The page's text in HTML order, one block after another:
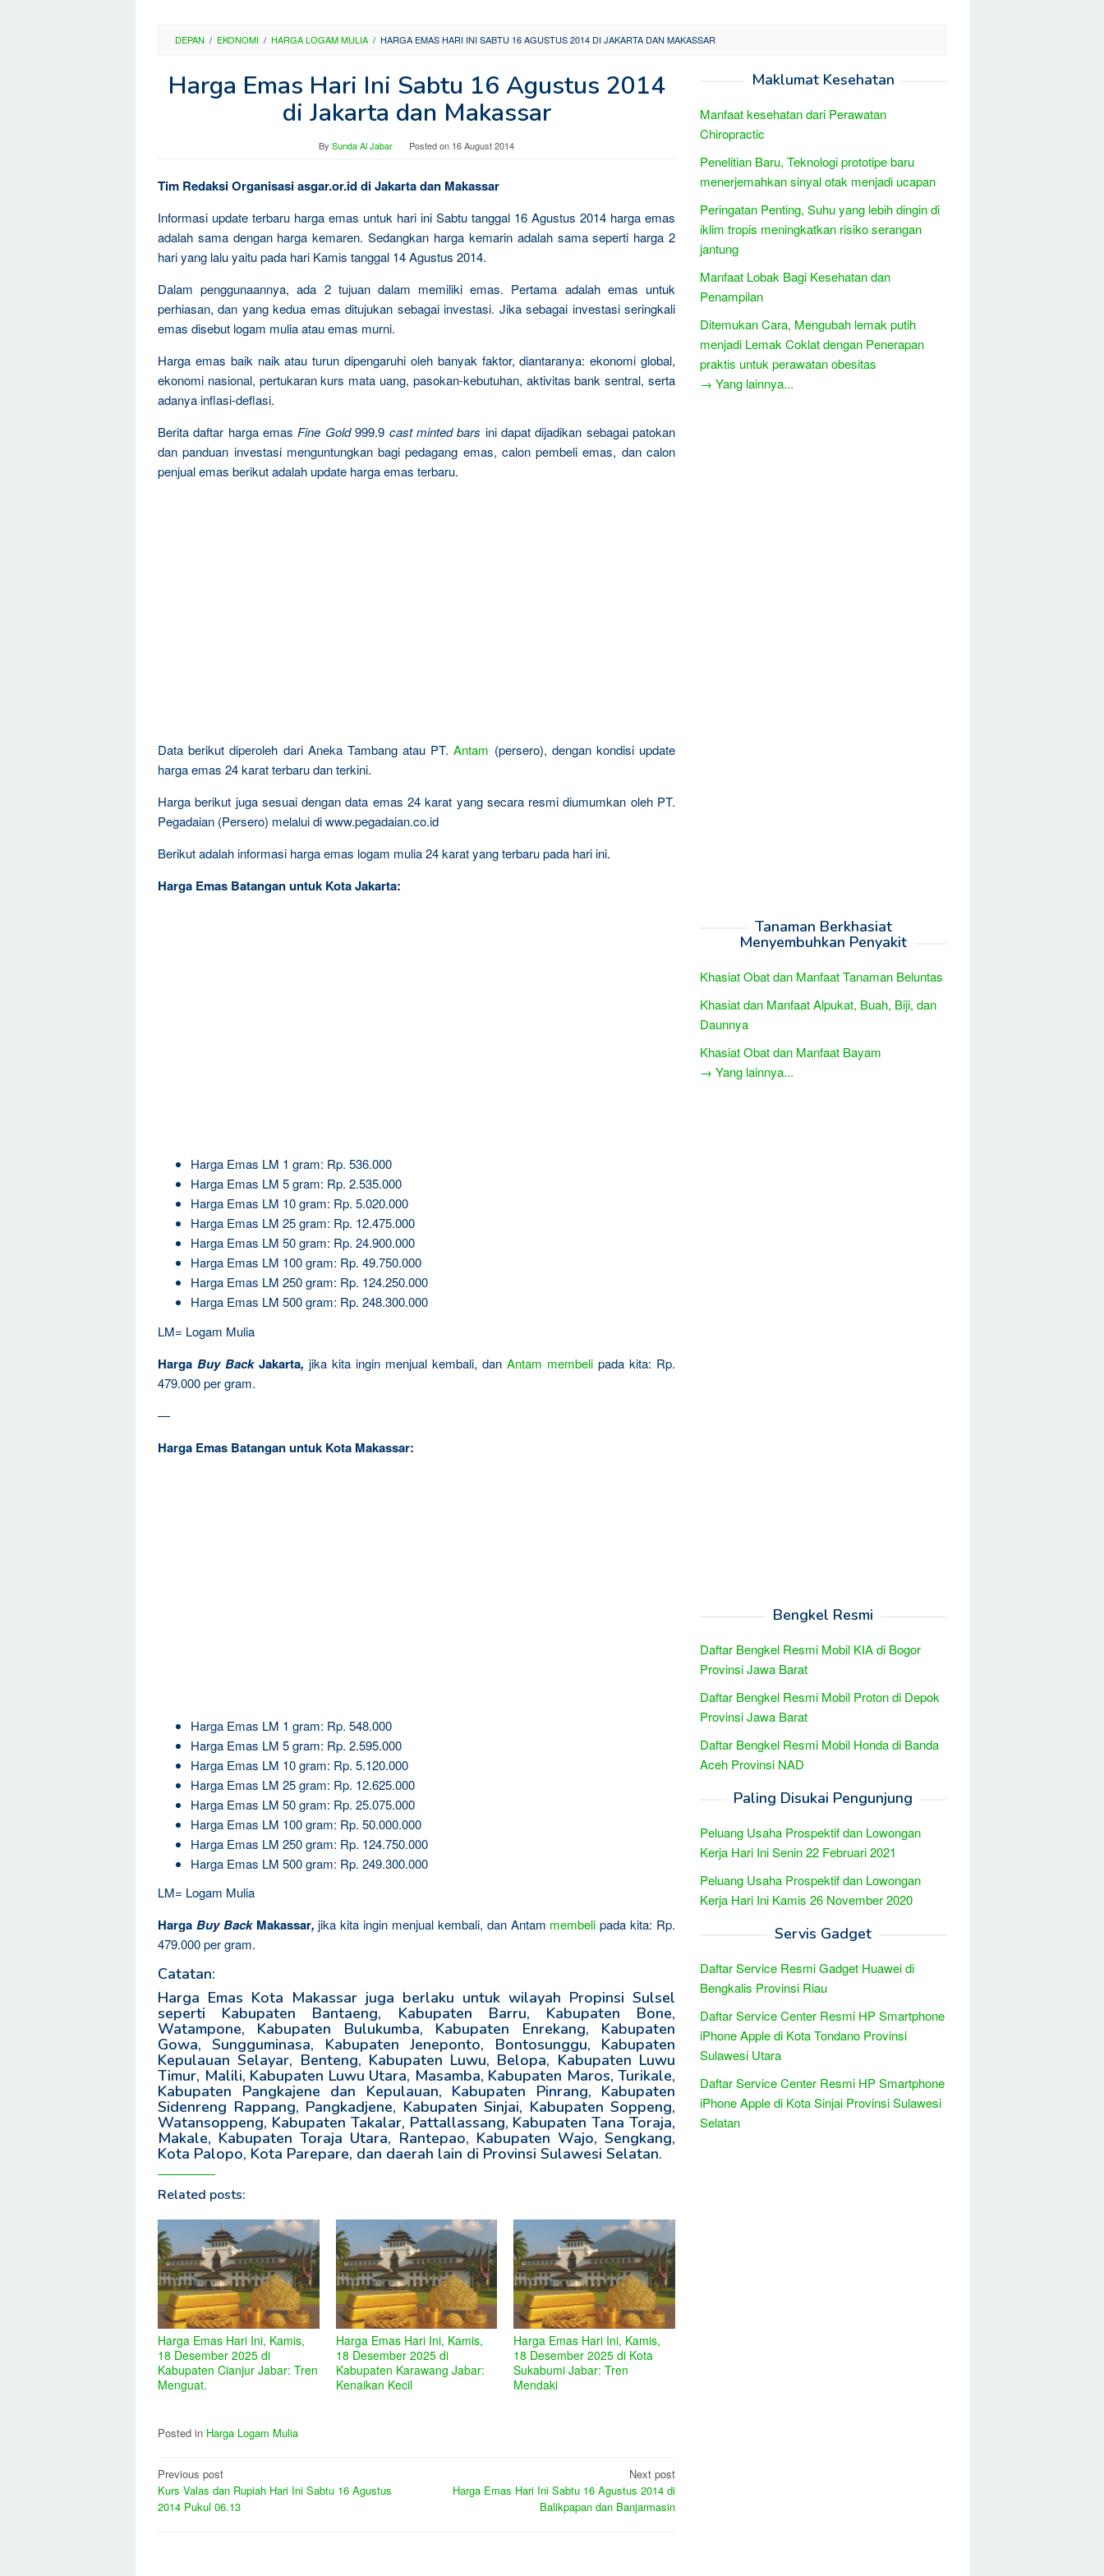
DEPAN / EKONOMI / HARGA LOGAM MULIA / HARGA EMAS HARI INI SABTU 16 AGUSTUS 2014 DI JAKARTA DAN MAKASSAR
Harga Emas Hari Ini Sabtu 16 Agustus 2014
di Jakarta dan Makassar
By Sunda Al Jabar Posted on 16 August 2014
Tim Redaksi Organisasi asgar.or.id di Jakarta dan Makassar
Informasi update terbaru harga emas untuk hari ini Sabtu tanggal 16 Agustus 2014 harga emas
adalah sama dengan harga kemaren. Sedangkan harga kemarin adalah sama seperti harga 2
hari yang lalu yaitu pada hari Kamis tanggal 14 Agustus 2014.
Dalam penggunaannya, ada 2 tujuan dalam memiliki emas. Pertama adalah emas untuk
perhiasan, dan yang kedua emas ditujukan sebagai investasi. Jika sebagai investasi seringkali
emas disebut logam mulia atau emas murni.
Harga emas baik naik atau turun dipengaruhi oleh banyak faktor, diantaranya: ekonomi global,
ekonomi nasional, pertukaran kurs mata uang, pasokan-kebutuhan, aktivitas bank sentral, serta
adanya inflasi-deflasi.
Berita daftar harga emas Fine Gold999.9 cast minted bars ini dapat dijadikan sebagai patokan
dan panduan investasi menguntungkan bagi pedagang emas, calon pembeli emas, dan calon
penjual emas berikut adalah update harga emas terbaru.
Data berikut diperoleh dari Aneka Tambang atau PT.Antam (persero), dengan kondisi update
harga emas 24 karat terbaru dan terkini.
Harga berikut juga sesuai dengan data emas 24 karat yang secara resmi diumumkan oleh PT.
Pegadaian (Persero) melalui di www.pegadaian.co.id
Berikut adalah informasi harga emas logam mulia 24 karat yang terbaru pada hari ini.
Harga Emas Batangan untuk Kota Jakarta:
Harga Emas LM 1 gram: Rp. 536.000
Harga Emas LM 5 gram: Rp. 2.535.000
Harga Emas LM 10 gram: Rp. 5.020.000
Harga Emas LM 25 gram: Rp. 12.475.000
Harga Emas LM 50 gram: Rp. 24.900.000
Harga Emas LM 100 gram: Rp. 49.750.000
Harga Emas LM 250 gram: Rp. 124.250.000
Harga Emas LM 500 gram: Rp. 248.300.000
LM= Logam Mulia
Harga Buy Back Jakarta, jika kita ingin menjual kembali, dan Antam membeli pada kita: Rp.
479.000 per gram.
—
Harga Emas Batangan untuk Kota Makassar:
Harga Emas LM 1 gram: Rp. 548.000
Harga Emas LM 5 gram: Rp. 2.595.000
Harga Emas LM 10 gram: Rp. 5.120.000
Harga Emas LM 25 gram: Rp. 12.625.000
Harga Emas LM 50 gram: Rp. 25.075.000
Harga Emas LM 100 gram: Rp. 50.000.000
Harga Emas LM 250 gram: Rp. 124.750.000
Harga Emas LM 500 gram: Rp. 249.300.000
LM= Logam Mulia
Harga Buy Back Makassar, jika kita ingin menjual kembali, dan Antam membeli pada kita: Rp.
479.000 per gram.
Catatan:
Harga Emas Kota Makassar juga berlaku untuk wilayah Propinsi Sulsel
seperti Kabupaten Bantaeng, Kabupaten Barru, Kabupaten Bone,
Watampone, Kabupaten Bulukumba, Kabupaten Enrekang, Kabupaten
Gowa, Sungguminasa, Kabupaten Jeneponto, Bontosunggu, Kabupaten
Kepulauan Selayar, Benteng, Kabupaten Luwu, Belopa, Kabupaten Luwu
Timur, Malili, Kabupaten Luwu Utara, Masamba, Kabupaten Maros, Turikale,
Kabupaten Pangkajene dan Kepulauan, Kabupaten Pinrang, Kabupaten
Sidenreng Rappang, Pangkadjene, Kabupaten Sinjai, Kabupaten Soppeng,
Watansoppeng, Kabupaten Takalar, Pattallassang, Kabupaten Tana Toraja,
Makale, Kabupaten Toraja Utara, Rantepao, Kabupaten Wajo, Sengkang,
Kota Palopo, Kota Parepare, dan daerah lain di Provinsi Sulawesi Selatan.
Related posts:
Harga Emas Hari Ini, Kamis,
18 Desember 2025 di
Kabupaten Cianjur Jabar: Tren
Menguat.
Harga Emas Hari Ini, Kamis,
18 Desember 2025 di
Kabupaten Karawang Jabar:
Kenaikan Kecil
Harga Emas Hari Ini, Kamis,
18 Desember 2025 di Kota
Sukabumi Jabar: Tren
Mendaki
Posted in Harga Logam Mulia
Post
navigation
Previous post
Kurs Valas dan Rupiah Hari Ini Sabtu 16 Agustus
2014 Pukul 06.13
Next post
Harga Emas Hari Ini Sabtu 16 Agustus 2014 di
Balikpapan dan Banjarmasin
Maklumat Kesehatan
Manfaat kesehatan dari Perawatan
Chiropractic
Penelitian Baru, Teknologi prototipe baru
menerjemahkan sinyal otak menjadi ucapan
Peringatan Penting, Suhu yang lebih dingin di
iklim tropis meningkatkan risiko serangan
jantung
Manfaat Lobak Bagi Kesehatan dan
Penampilan
Ditemukan Cara, Mengubah lemak putih
menjadi Lemak Coklat dengan Penerapan
praktis untuk perawatan obesitas
→ Yang lainnya...
Tanaman Berkhasiat
Menyembuhkan Penyakit
Khasiat Obat dan Manfaat Tanaman Beluntas
Khasiat dan Manfaat Alpukat, Buah, Biji, dan
Daunnya
Khasiat Obat dan Manfaat Bayam
→ Yang lainnya...
Bengkel Resmi
Daftar Bengkel Resmi Mobil KIA di Bogor
Provinsi Jawa Barat
Daftar Bengkel Resmi Mobil Proton di Depok
Provinsi Jawa Barat
Daftar Bengkel Resmi Mobil Honda di Banda
Aceh Provinsi NAD
Paling Disukai Pengunjung
Peluang Usaha Prospektif dan Lowongan
Kerja Hari Ini Senin 22 Februari 2021
Peluang Usaha Prospektif dan Lowongan
Kerja Hari Ini Kamis 26 November 2020
Servis Gadget
Daftar Service Resmi Gadget Huawei di
Bengkalis Provinsi Riau
Daftar Service Center Resmi HP Smartphone
iPhone Apple di Kota Tondano Provinsi
Sulawesi Utara
Daftar Service Center Resmi HP Smartphone
iPhone Apple di Kota Sinjai Provinsi Sulawesi
Selatan